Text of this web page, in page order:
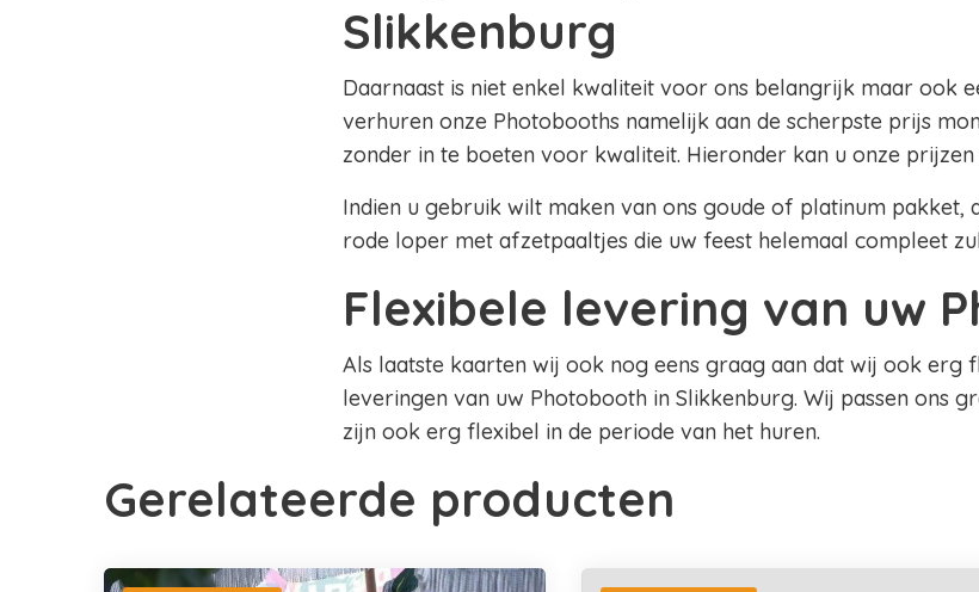
Slikkenburg
Daarnaast is niet enkel kwaliteit voor ons belangrijk maar ook
verhuren onze Photobooths namelijk aan de scherpste prijs
zonder in te boeten voor kwaliteit. Hieronder kan u onze prijzen
Indien u gebruik wilt maken van ons goude of platinum pakket,
rode loper met afzetpaaltjes die uw feest helemaal compleet
Flexibele levering van uw
Als laatste kaarten wij ook nog eens graag aan dat wij ook erg
leveringen van uw Photobooth in Slikkenburg. Wij passen ons
zijn ook erg flexibel in de periode van het huren.
Gerelateerde producten